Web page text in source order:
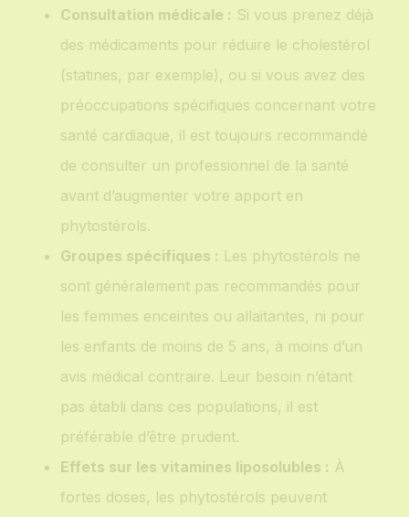
Consultation médicale : Si vous prenez déjà
des médicaments pour réduire le cholestérol
(statines, par exemple), ou si vous avez des
préoccupations spécifiques concernant votre
santé cardiaque, il est toujours recommandé
de consulter un professionnel de la santé
avant d’augmenter votre apport en
phytostérols.
Groupes spécifiques : Les phytostérols ne
sont généralement pas recommandés pour
les femmes enceintes ou allaitantes, ni pour
les enfants de moins de 5 ans, à moins d’un
avis médical contraire. Leur besoin n’étant
pas établi dans ces populations, il est
préférable d’être prudent.
Effets sur les vitamines liposolubles : À
fortes doses, les phytostérols peuvent